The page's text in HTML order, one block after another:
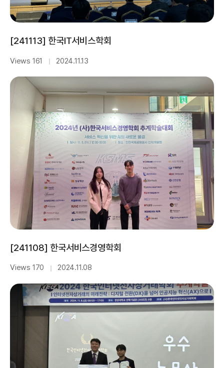
[241113] 한국IT서비스학회
Views 161 ｜ 2024.11.13
[241108] 한국서비스경영학회
Views 170 ｜ 2024.11.08